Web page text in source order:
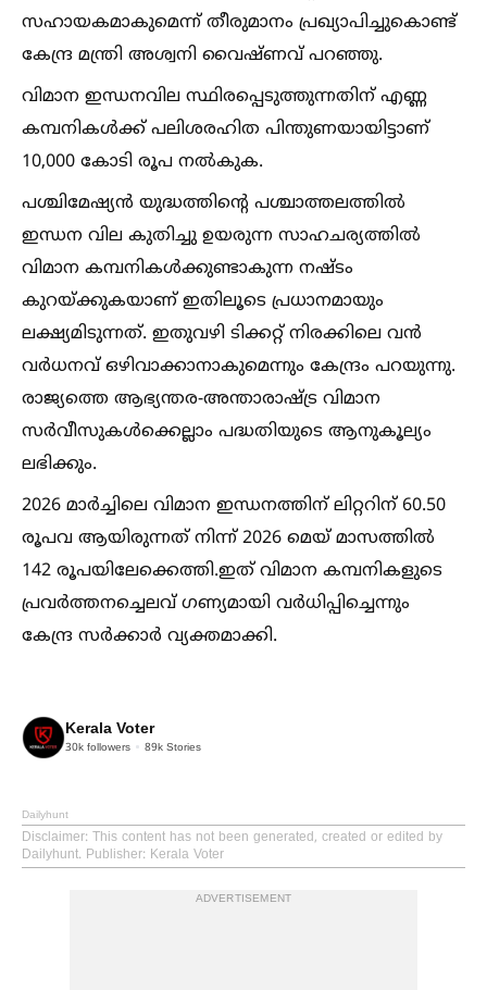
സഹായകമാകുമെന്ന് തീരുമാനം പ്രഖ്യാപിച്ചുകൊണ്ട്
കേന്ദ്ര മന്ത്രി അശ്വനി വൈഷ്ണവ് പറഞ്ഞു.
വിമാന ഇന്ധനവില സ്ഥിരപ്പെടുത്തുന്നതിന് എണ്ണ
കമ്പനികള്‍ക്ക് പലിശരഹിത പിന്തുണയായിട്ടാണ്
10,000 കോടി രൂപ നല്‍കുക.
പശ്ചിമേഷ്യൻ യുദ്ധത്തിന്റെ പശ്ചാത്തലത്തില്‍
ഇന്ധന വില കുതിച്ചു ഉയരുന്ന സാഹചര്യത്തില്‍
വിമാന കമ്പനികള്‍ക്കുണ്ടാകുന്ന നഷ്ടം
കുറയ്ക്കുകയാണ് ഇതിലൂടെ പ്രധാനമായും
ലക്ഷ്യമിടുന്നത്. ഇതുവഴി ടിക്കറ്റ് നിരക്കിലെ വൻ
വർധനവ് ഒഴിവാക്കാനാകുമെന്നും കേന്ദ്രം പറയുന്നു.
രാജ്യത്തെ ആഭ്യന്തര-അന്താരാഷ്ട്ര വിമാന
സർവീസുകള്‍ക്കെല്ലാം പദ്ധതിയുടെ ആനുകൂല്യം
ലഭിക്കും.
2026 മാർച്ചിലെ വിമാന ഇന്ധനത്തിന് ലിറ്ററിന് 60.50
രൂപവ ആയിരുന്നത് നിന്ന് 2026 മെയ് മാസത്തില്‍
142 രൂപയിലേക്കെത്തി.ഇത് വിമാന കമ്പനികളുടെ
പ്രവർത്തനച്ചെലവ് ഗണ്യമായി വർധിപ്പിച്ചെന്നും
കേന്ദ്ര സർക്കാർ വ്യക്തമാക്കി.
Kerala Voter
30k followers 89k Stories
Dailyhunt
Disclaimer: This content has not been generated, created or edited by
Dailyhunt. Publisher: Kerala Voter
ADVERTISEMENT